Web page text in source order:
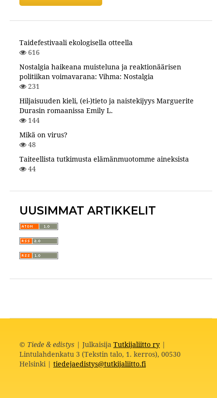
Taidefestivaali ekologisella otteella
616
Nostalgia haikeana muisteluna ja reaktionäärisen
politiikan voimavarana: Vihma: Nostalgia
231
Hiljaisuuden kieli, (ei-)tieto ja naistekijyys Marguerite
Durasin romaanissa Emily L.
144
Mikä on virus?
48
Taiteellista tutkimusta elämänmuotomme aineksista
44
UUSIMMAT ARTIKKELIT
© Tiede & edistys | Julkaisija Tutkijaliitto ry|
Lintulahdenkatu 3 (Tekstin talo, 1. kerros), 00530
Helsinki | tiedejaedistys@tutkijaliitto.fi